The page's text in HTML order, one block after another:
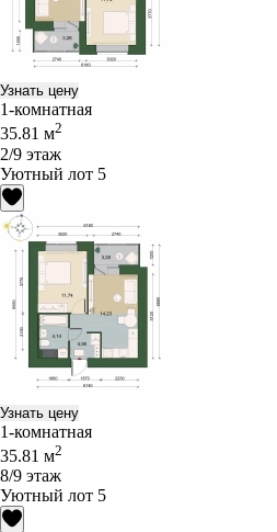
Узнать цену
1-комнатная
35.81 м2
2/9 этаж
Уютный лот 5
Узнать цену
1-комнатная
35.81 м2
8/9 этаж
Уютный лот 5